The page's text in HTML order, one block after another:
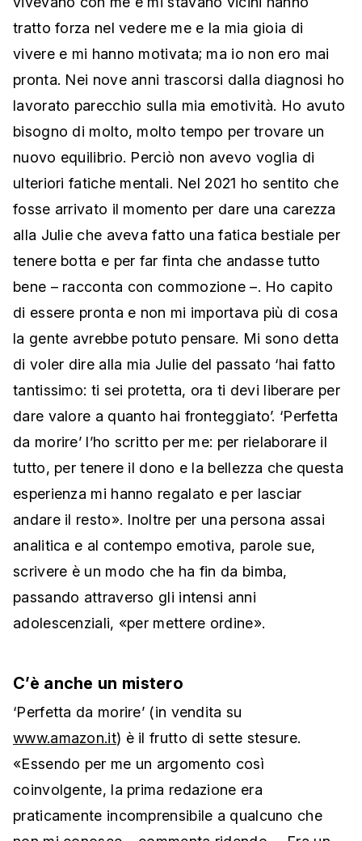
tratto forza nel vedere me e la mia gioia di
vivere e mi hanno motivata; ma io non ero mai
pronta. Nei nove anni trascorsi dalla diagnosi ho
lavorato parecchio sulla mia emotività. Ho avuto
bisogno di molto, molto tempo per trovare un
nuovo equilibrio. Perciò non avevo voglia di
ulteriori fatiche mentali. Nel 2021 ho sentito che
fosse arrivato il momento per dare una carezza
alla Julie che aveva fatto una fatica bestiale per
tenere botta e per far finta che andasse tutto
bene – racconta con commozione –. Ho capito
di essere pronta e non mi importava più di cosa
la gente avrebbe potuto pensare. Mi sono detta
di voler dire alla mia Julie del passato ‘hai fatto
tantissimo: ti sei protetta, ora ti devi liberare per
dare valore a quanto hai fronteggiato’. ‘Perfetta
da morire’ l’ho scritto per me: per rielaborare il
tutto, per tenere il dono e la bellezza che questa
esperienza mi hanno regalato e per lasciar
andare il resto». Inoltre per una persona assai
analitica e al contempo emotiva, parole sue,
scrivere è un modo che ha fin da bimba,
passando attraverso gli intensi anni
adolescenziali, «per mettere ordine».
C’è anche un mistero
‘Perfetta da morire’ (in vendita su
www.amazon.it) è il frutto di sette stesure.
«Essendo per me un argomento così
coinvolgente, la prima redazione era
praticamente incomprensibile a qualcuno che